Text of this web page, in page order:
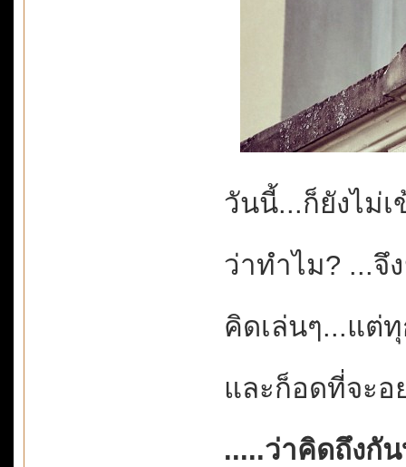
วันนี้...ก็ยังไม่เ
ว่าทำไม? ...จึ
คิดเล่นๆ...แต่
และก็อดที่จะอ
.....ว่าคิดถึงกั